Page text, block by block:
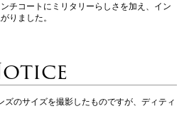
チコートにミリタリーらしさを加え、イン
りました。
のサイズを撮影したものですが、ディティ